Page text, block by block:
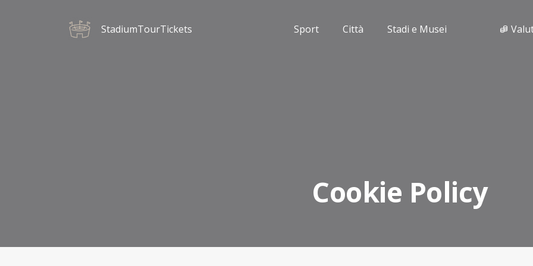
StadiumTourTickets Sport Città Stadi e Musei
Cookie Policy